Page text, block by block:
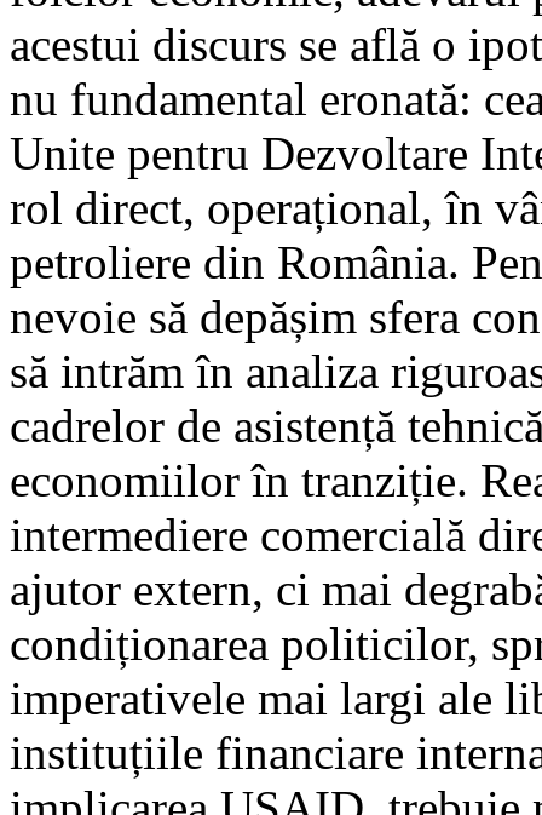
acestui discurs se află o
nu fundamental eronată:
Unite pentru Dezvoltare
rol direct, operațional, în
petroliere din România.
nevoie să depășim sfera
să intrăm în analiza
cadrelor de asistență
economiilor în tranziție.
intermediere comercială
ajutor extern, ci mai
condiționarea politicilor,
imperativele mai largi ale
instituțiile financiare